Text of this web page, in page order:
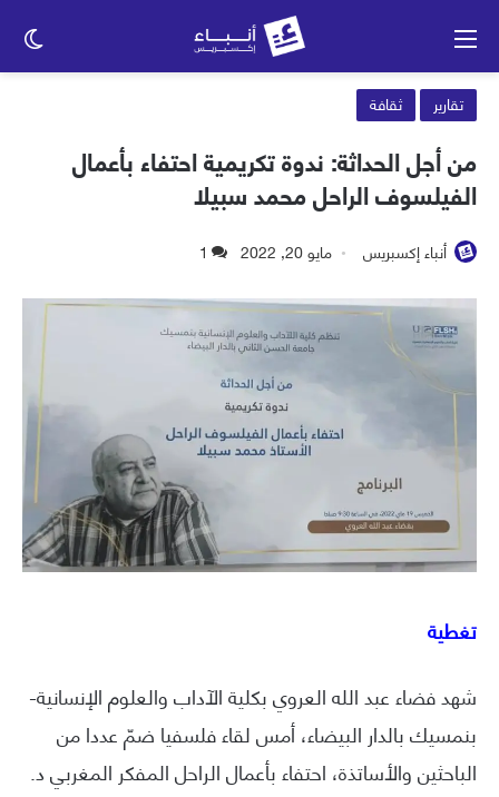
تقارير ثقافة
من أجل الحداثة: ندوة تكريمية احتفاء بأعمال
الفيلسوف الراحل محمد سبيلا
أنباء إكسبريس مايو 20, 2022 1
تغطية
شهد فضاء عبد الله العروي بكلية الآداب والعلوم الإنسانية-
بنمسيك بالدار البيضاء، أمس لقاء فلسفيا ضمّ عددا من
الباحثين والأساتذة، احتفاء بأعمال الراحل المفكر المغربي د.